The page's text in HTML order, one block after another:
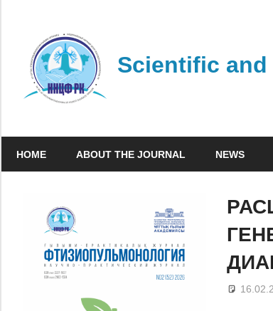
Scientific
HOME ABOUT THE JOURNAL NEWS